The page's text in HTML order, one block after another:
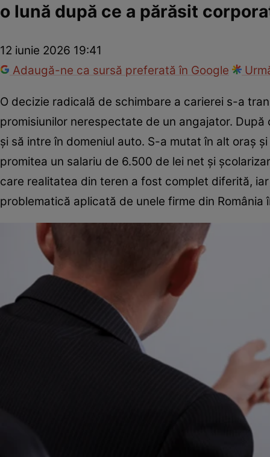
o lună după ce a părăsit
12 iunie 2026 19:41
Adaugă-ne ca sursă preferată în Google
O decizie radicală de schimbare a carierei s-a
promisiunilor nerespectate de un angajator.
și să intre în domeniul auto. S-a mutat în alt oraș
promitea un salariu de 6.500 de lei net și
care realitatea din teren a fost complet diferită,
problematică aplicată de unele firme din România